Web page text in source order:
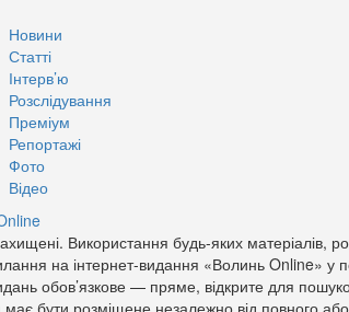
Новини
Статті
Інтерв’ю
Розслідування
Преміум
Репортажі
Фото
Відео
Використання будь-яких матеріалів,
на інтернет-видання «Волинь Online» у
обов’язкове — пряме, відкрите для